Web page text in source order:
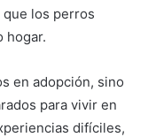
los perros
hogar.
en adopción, sino
para vivir en
difíciles,